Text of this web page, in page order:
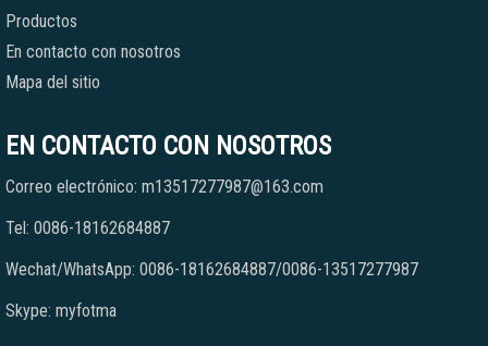
Productos
En contacto con nosotros
Mapa del sitio
EN CONTACTO CON NOSOTROS
Correo electrónico: m13517277987@163.com
Tel: 0086-18162684887
Wechat/WhatsApp: 0086-18162684887/0086-13517277987
Skype: myfotma